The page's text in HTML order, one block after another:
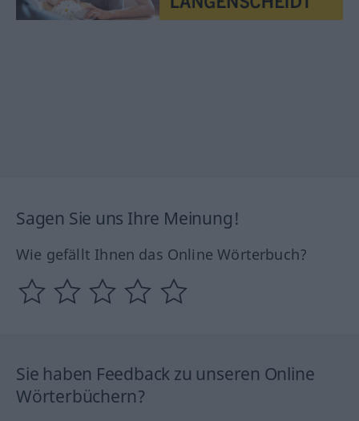
Sagen Sie uns Ihre Meinung!
Wie gefällt Ihnen das Online Wörterbuch?
Sie haben Feedback zu unseren Online
Wörterbüchern?